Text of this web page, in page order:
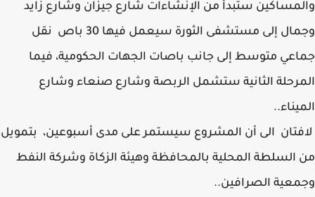
ستبدأ من الإنشاءات شارع جيزان وشارع زايد
وجمال إلى مستشفى الثورة سيعمل فيها 30 باص نقل
متوسط إلى جانب باصات الجهات الحكومية، فيما
الثانية ستشمل الربصة وشارع صنعاء وشارع
الى أن المشروع سيستمر على مدى أسبوعين، بتمويل
السلطة المحلية بالمحافظة وهيئة الزكاة وشركة النفط
الصرافين..